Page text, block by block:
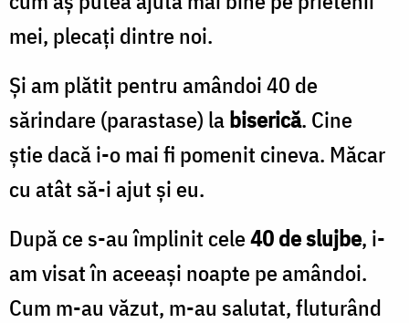
mei, plecați dintre noi.
Și am plătit pentru amândoi 40 de
sărindare (parastase) labiserică. Cine
știe dacă i-o mai fi pomenit cineva. Măcar
cu atât să-i ajut și eu.
După ce s-au împlinit cele40 de slujbe, i-
am visat în aceeași noapte pe amândoi.
Cum m-au văzut, m-au salutat, fluturând